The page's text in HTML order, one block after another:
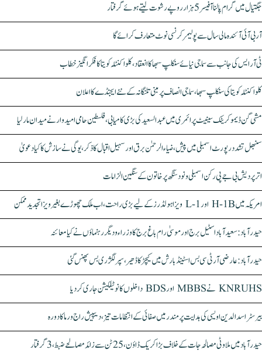
جگتیال میں گرام پالنا آفیسر 5 ہزار روپے رشوت لیتے ہوئے گرفتار
آر بی آئی آئندہ مالی سال سے پولیمر کرنسی نوٹ متعارف کرائے گا
ٹی آر ایس کی جانب سے سماجی نیائے سنکلپ سبھا کا انعقاد، کلواکنٹلہ کویتا کا فکر انگیز خطاب
کلواکنٹلہ کویتا کی سنکلپ سبھا، سماجی انصاف پر مبنی تلنگانہ کے نئے ایجنڈے کا اعلان
مشی گن ڈیموکریٹک سینیٹ پرائمری میں عبدالسعید کی بڑی کامیابی، فلسطین حامی امیدوار نے میدان مار لیا
سنبھل تشدد رپورٹ اسمبلی میں پیش، ضیاء الرحمٰن برق اور سہیل اقبال کا ذکر، یوگی نے سازش کا کیا دعویٰ
اتر پردیش بی جے پی رکن اسمبلی ونود سنگھ پر خاتون کے سنگین الزامات
امریکہ میں H-1B اور L-1 ویزا ہولڈرز کے لیے بڑی راحت، اب ملک چھوڑے بغیر ویزا تجدید ممکن
حیدرآباد: سعیدآباد اسٹیل برج اور موسیٰ رام باغ برج کا وزراء و دیگر رہنماؤں نے کیا معائنہ
حیدرآباد: عارضی آر ٹی سی بس اسٹینڈ بارش میں کیچڑ کا ڈھیر، سپر لگژری بس پھنس گئی
KNRUHS نے MBBS اور BDS داخلوں کا نوٹیفکیشن جاری کر دیا
بیرسٹر اسدالدین اویسی کی ہدایت پر مندر میں صفائی کے انتظامات تیز، دیپیش راج ورما کا دورہ
حیدرآباد میں ملاوٹی مصالحہ جات کے خلاف بڑا کریک ڈاؤن، 25 ٹن سے زائد مصالحے ضبط، 3 گرفتار